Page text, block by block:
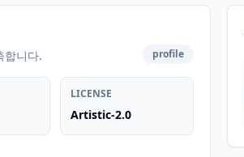
합니다. profile
LICENSE
Artistic-2.0